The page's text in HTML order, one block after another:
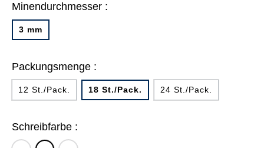
Minendurchmesser :
3 mm
Packungsmenge :
12 St./Pack. 18 St./Pack. 24 St./Pack.
Schreibfarbe :